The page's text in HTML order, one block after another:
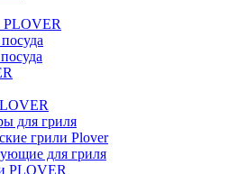
для гриля
грили Plover
для гриля
PLOVER